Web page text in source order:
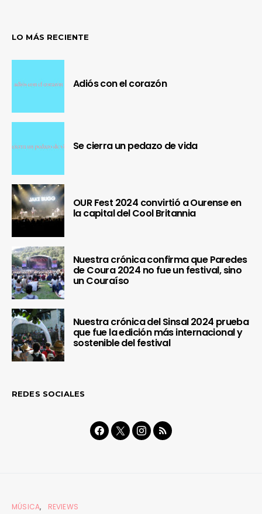
LO MÁS RECIENTE
Adiós con el corazón
Se cierra un pedazo de vida
OUR Fest 2024 convirtió a Ourense en
la capital del Cool Britannia
Nuestra crónica confirma que Paredes
de Coura 2024 no fue un festival, sino
un Couraíso
Nuestra crónica del Sinsal 2024 prueba
que fue la edición más internacional y
sostenible del festival
REDES SOCIALES
MÚSICA REVIEWS